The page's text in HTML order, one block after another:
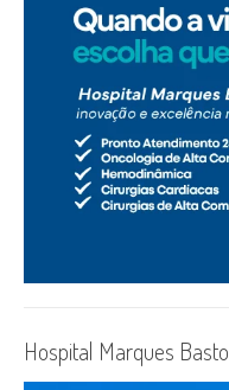
Hospital Marques Basto